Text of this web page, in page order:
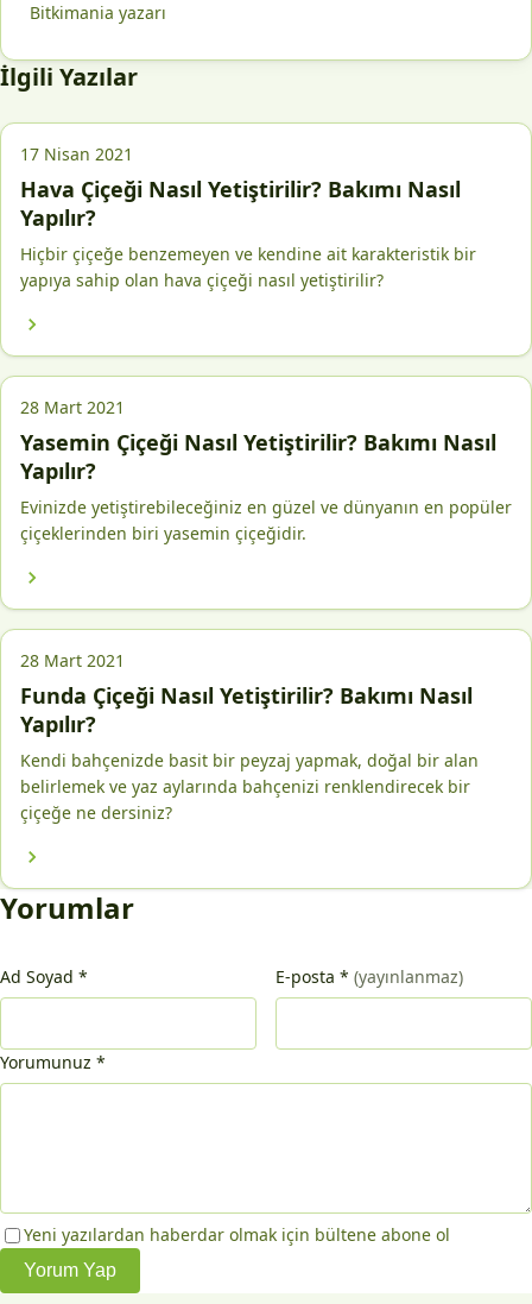
Bitkimania yazarı
İlgili Yazılar
17 Nisan 2021
Hava Çiçeği Nasıl Yetiştirilir? Bakımı Nasıl
Yapılır?
Hiçbir çiçeğe benzemeyen ve kendine ait karakteristik bir
yapıya sahip olan hava çiçeği nasıl yetiştirilir?
28 Mart 2021
Yasemin Çiçeği Nasıl Yetiştirilir? Bakımı Nasıl
Yapılır?
Evinizde yetiştirebileceğiniz en güzel ve dünyanın en popüler
çiçeklerinden biri yasemin çiçeğidir.
28 Mart 2021
Funda Çiçeği Nasıl Yetiştirilir? Bakımı Nasıl
Yapılır?
Kendi bahçenizde basit bir peyzaj yapmak, doğal bir alan
belirlemek ve yaz aylarında bahçenizi renklendirecek bir
çiçeğe ne dersiniz?
Yorumlar
Ad Soyad * E-posta * (yayınlanmaz)
Yorumunuz *
Yeni yazılardan haberdar olmak için bültene abone ol
Yorum Yap